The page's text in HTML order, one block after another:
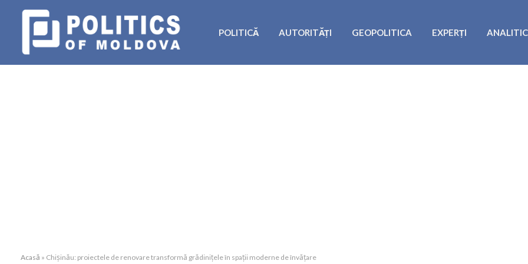
POLITICĂ AUTORITĂȚI GEOPOLITICA EXPERȚI
Acasă » Chișinău: proiectele de renovare transformă grădinițele în spații moderne de învățare